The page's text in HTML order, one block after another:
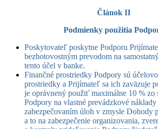
Článok II
Podmienky použitia
Poskytovateľ poskytne Podporu
bezhotovostným prevodom na
tento účel v banke.
Finančné prostriedky Podpory sú
prostriedky a Prijímateľ sa ich zaväzuje
je oprávnený použiť maximálne 10 % zo
Podpory na vlastné prevádzkové náklady
zabezpečovaním úloh v zmysle Dohody
a to na zabezpečenie organizovania,